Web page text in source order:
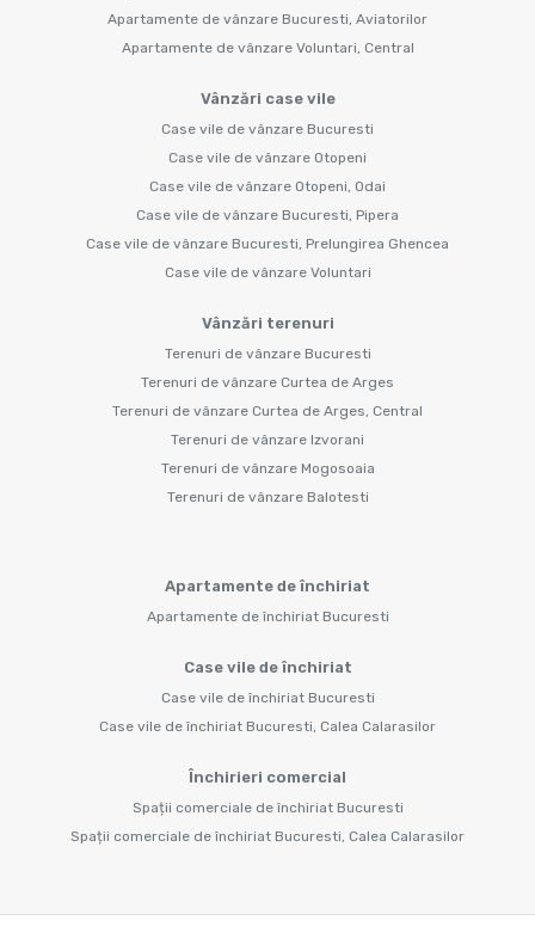
Apartamente de vânzare Bucuresti, Aviatorilor
Apartamente de vânzare Voluntari, Central
Vânzări case vile
Case vile de vânzare Bucuresti
Case vile de vânzare Otopeni
Case vile de vânzare Otopeni, Odai
Case vile de vânzare Bucuresti, Pipera
Case vile de vânzare Bucuresti, Prelungirea Ghencea
Case vile de vânzare Voluntari
Vânzări terenuri
Terenuri de vânzare Bucuresti
Terenuri de vânzare Curtea de Arges
Terenuri de vânzare Curtea de Arges, Central
Terenuri de vânzare Izvorani
Terenuri de vânzare Mogosoaia
Terenuri de vânzare Balotesti
Apartamente de închiriat
Apartamente de închiriat Bucuresti
Case vile de închiriat
Case vile de închiriat Bucuresti
Case vile de închiriat Bucuresti, Calea Calarasilor
Închirieri comercial
Spații comerciale de închiriat Bucuresti
Spații comerciale de închiriat Bucuresti, Calea Calarasilor